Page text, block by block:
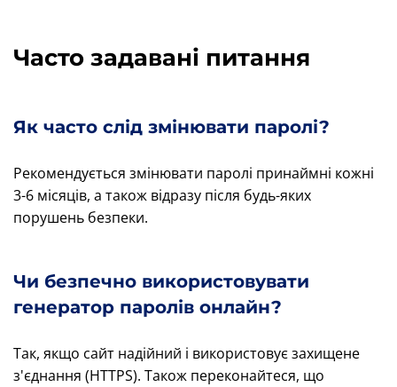
Часто задавані питання
Як часто слід змінювати паролі?
Рекомендується змінювати паролі принаймні кожні
3-6 місяців, а також відразу після будь-яких
порушень безпеки.
Чи безпечно використовувати
генератор паролів онлайн?
Так, якщо сайт надійний і використовує захищене
з'єднання (HTTPS). Також переконайтеся, що